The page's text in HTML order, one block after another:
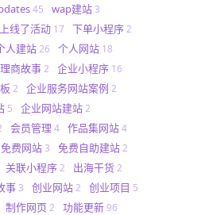
45 wap建站 3
上线了活动 17 下单小程序2
人建站26 个人网站 18
商故事2 企业小程序 16
2 企业服务网站案例 2
5 企业网站建站2
会员管理 4 作品集网站4
免费网站 3 免费自助建站2
关联小程序2 出海干货2
事 3 创业网站2 创业项目 5
制作网页 2 功能更新96